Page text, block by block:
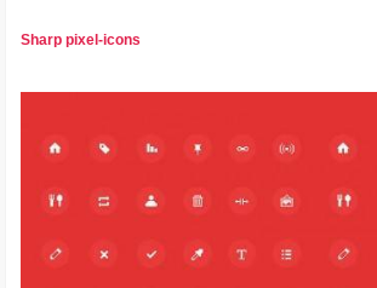
Sharp pixel-icons